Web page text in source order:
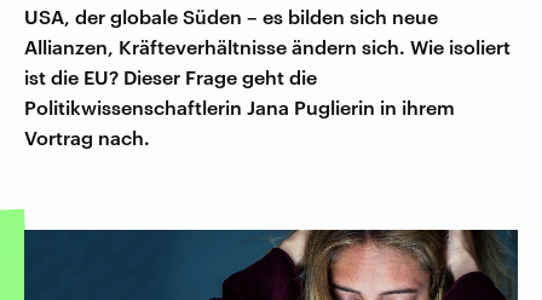
USA, der globale Süden – es bilden sich neue
Allianzen, Kräfteverhältnisse ändern sich. Wie isoliert
ist die EU? Dieser Frage geht die
Politikwissenschaftlerin Jana Puglierin in ihrem
Vortrag nach.